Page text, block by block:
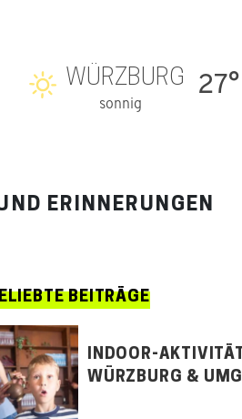
WÜRZBURG
sonnig
27°
ERINNERUNGEN
BEITRÄGE
INDOOR-
WÜRZBURG &